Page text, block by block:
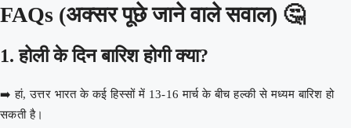
FAQs (अक्सर पूछे जाने वाले सवाल) 🤔
1. होली के दिन बारिश होगी क्या?
➡️ हां, उत्तर भारत के कई हिस्सों में 13-16 मार्च के बीच हल्की से मध्यम बारिश हो
सकती है।